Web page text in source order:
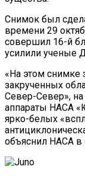
Снимок был
времени 29
совершил 16-й
усилили ученые
«На этом снимке
закрученных
Север-Север»,
аппараты НАСА
ярко-белых
объяснил НАСА в